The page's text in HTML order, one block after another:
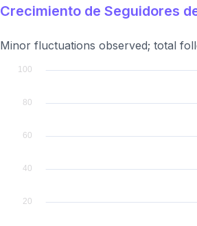
Crecimiento de Seguidores
Minor fluctuations observed; total